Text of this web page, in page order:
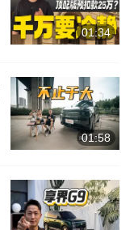
01:34
01:58